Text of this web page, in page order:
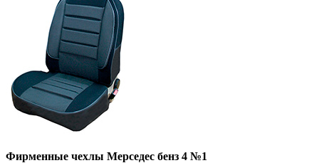
Фирменные чехлы Мерседес бенз 4 №1